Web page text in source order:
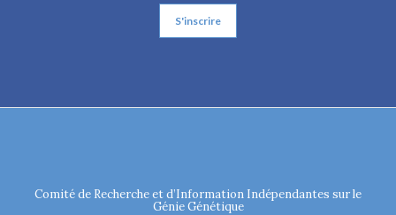
Comité de Recherche et d’Information Indépendantes sur le
Génie Génétique